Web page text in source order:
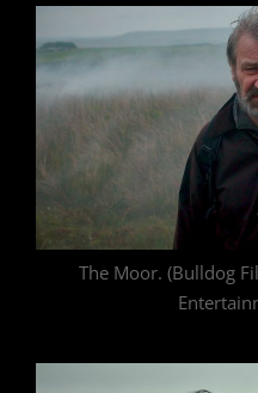
The Moor. (Bulldog